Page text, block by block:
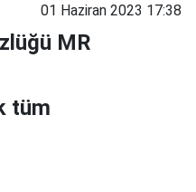
01 Haziran 2023 17:38
MR
tüm